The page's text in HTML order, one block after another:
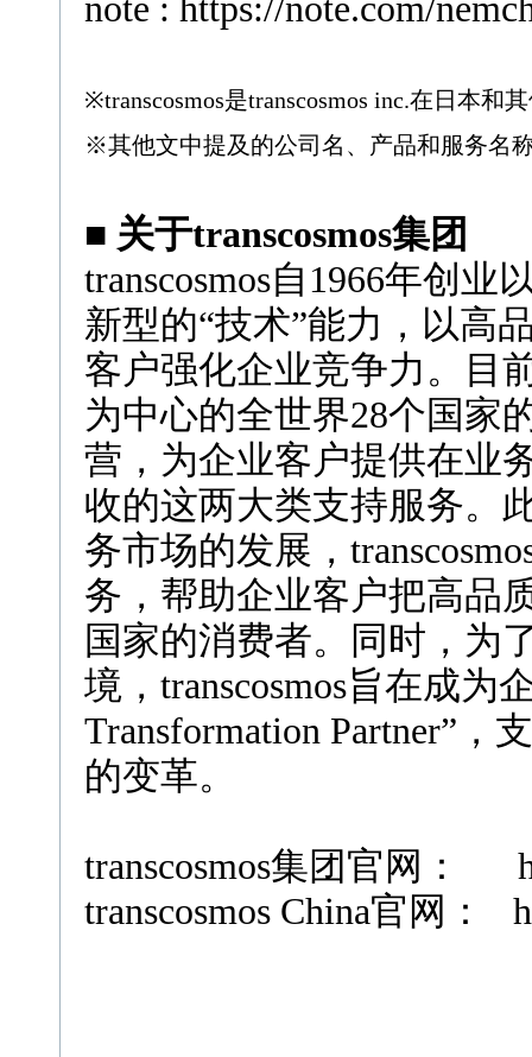
note : https://note.com/
※transcosmos是transcosmos inc.在日本和
※其他文中提及的公司名、产品和服务名
■ 关于transcosmos集团
transcosmos自 1966年创业
新型的“技术”能力，以高
客户强化企业竞争力。目
为中心的全世界28个国家
营，为企业客户提供在业
收的这两大类支持服务。
务市场的发展，
务，帮助企业客户把高品
国家的消费者。同时，为
境，transcosmos旨在成为
Transformation Partner”
的变革。
transcosmos集团官网：
transcosmos China官网：